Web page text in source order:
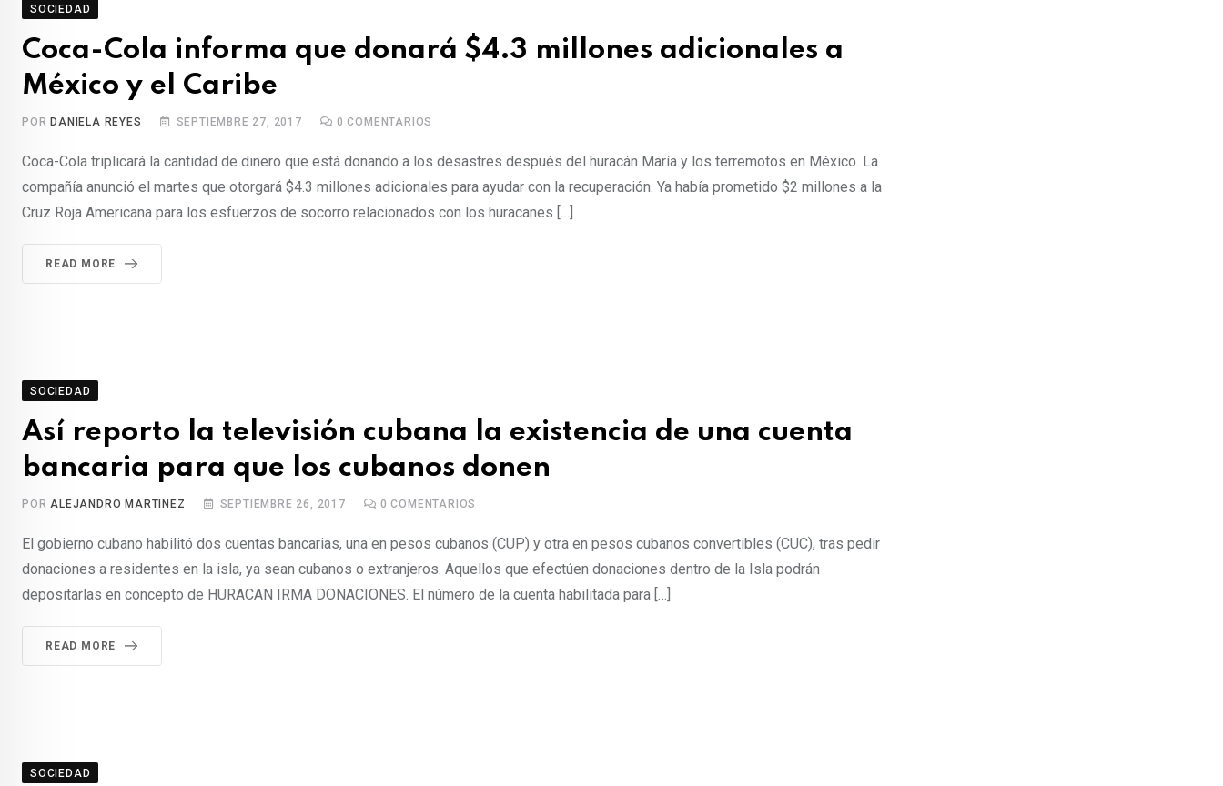
SOCIEDAD
Coca-Cola informa que donará $4.3 millones adicionales a
México y el Caribe
POR DANIELA REYES SEPTIEMBRE 27, 2017 0 COMENTARIOS
Coca-Cola triplicará la cantidad de dinero que está donando a los desastres después del huracán María y los terremotos en México. La
compañía anunció el martes que otorgará $4.3 millones adicionales para ayudar con la recuperación. Ya había prometido $2 millones a la
Cruz Roja Americana para los esfuerzos de socorro relacionados con los huracanes […]
READ MORE
SOCIEDAD
Así reporto la televisión cubana la existencia de una cuenta
bancaria para que los cubanos donen
PORALEJANDRO MARTINEZ SEPTIEMBRE 26, 2017 0 COMENTARIOS
El gobierno cubano habilitó dos cuentas bancarias, una en pesos cubanos (CUP) y otra en pesos cubanos convertibles (CUC), tras pedir
donaciones a residentes en la isla, ya sean cubanos o extranjeros. Aquellos que efectúen donaciones dentro de la Isla podrán
depositarlas en concepto de HURACAN IRMA DONACIONES. El número de la cuenta habilitada para […]
READ MORE
SOCIEDAD